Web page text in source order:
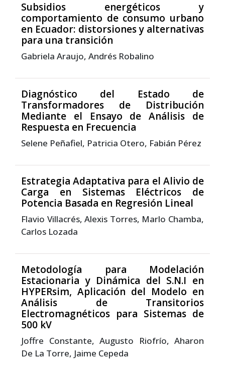
Subsidios energéticos y
comportamiento de consumo urbano
en Ecuador: distorsiones y alternativas
para una transición
Gabriela Araujo, Andrés Robalino
Diagnóstico del Estado de
Transformadores de Distribución
Mediante el Ensayo de Análisis de
Respuesta en Frecuencia
Selene Peñafiel, Patricia Otero, Fabián Pérez
Estrategia Adaptativa para el Alivio de
Carga en Sistemas Eléctricos de
Potencia Basada en Regresión Lineal
Flavio Villacrés, Alexis Torres, Marlo Chamba,
Carlos Lozada
Metodología para Modelación
Estacionaria y Dinámica del S.N.I en
HYPERsim, Aplicación del Modelo en
Análisis de Transitorios
Electromagnéticos para Sistemas de
500 kV
Joffre Constante, Augusto Riofrío, Aharon
De La Torre, Jaime Cepeda